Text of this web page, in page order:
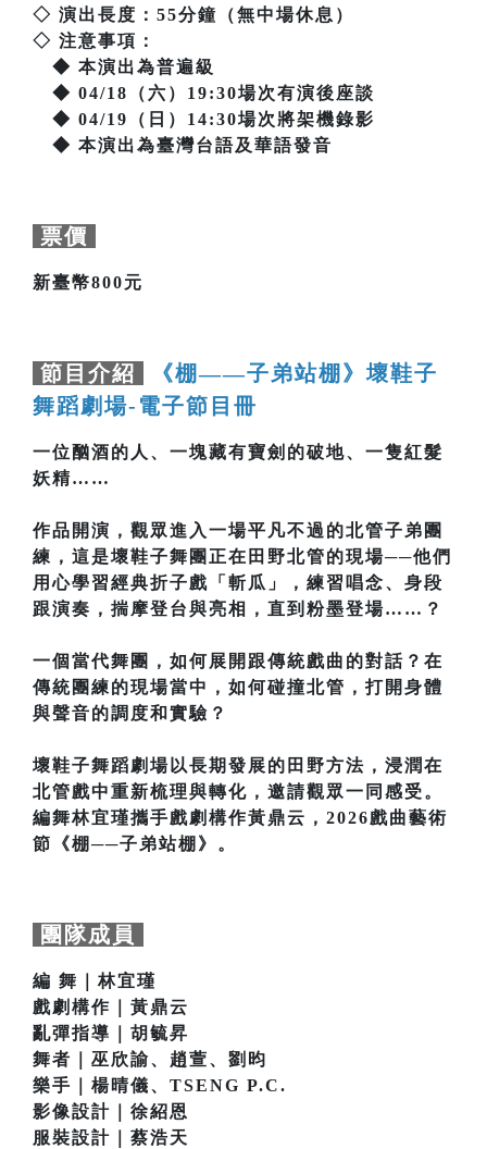
◇ 演出長度：55分鐘（無中場休息）
◇ 注意事項：
◆ 本演出為普遍級
◆ 04/18（六）19:30場次有演後座談
◆ 04/19（日）14:30場次將架機錄影
◆ 本演出為臺灣台語及華語發音
票價
新臺幣800元
節目介紹
《棚——子弟站棚》壞鞋子
舞蹈劇場-電子節目冊
一位酗酒的人、一塊藏有寶劍的破地、一隻紅髮
妖精……
作品開演，觀眾進入一場平凡不過的北管子弟團
練，這是壞鞋子舞團正在田野北管的現場──他們
用心學習經典折子戲「斬瓜」，練習唱念、身段
跟演奏，揣摩登台與亮相，直到粉墨登場……？
一個當代舞團，如何展開跟傳統戲曲的對話？在
傳統團練的現場當中，如何碰撞北管，打開身體
與聲音的調度和實驗？
壞鞋子舞蹈劇場以長期發展的田野方法，浸潤在
北管戲中重新梳理與轉化，邀請觀眾一同感受。
編舞林宜瑾攜手戲劇構作黃鼎云，2026戲曲藝術
節《棚──子弟站棚》。
團隊成員
編 舞｜林宜瑾
戲劇構作｜黃鼎云
亂彈指導｜胡毓昇
舞者｜巫欣諭、趙萱、劉昀
樂手｜楊晴儀、TSENG P.C.
影像設計｜徐紹恩
服裝設計｜蔡浩天